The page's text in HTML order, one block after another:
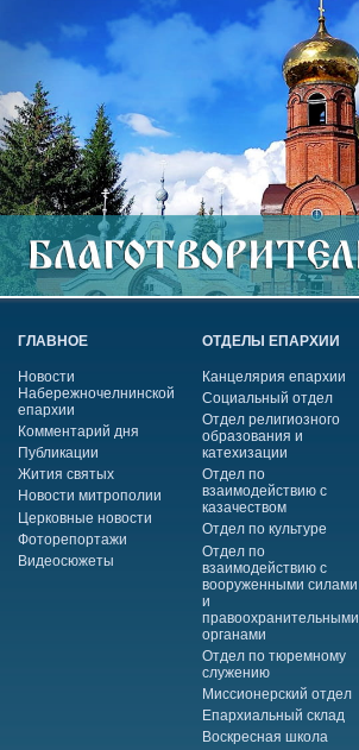
ГЛАВНОЕ
Новости
Набережночелнинской
епархии
Комментарий дня
Публикации
Жития святых
Новости митрополии
Церковные новости
Фоторепортажи
Видеосюжеты
ОТДЕЛЫ ЕПАРХИИ
Канцелярия епархии
Социальный отдел
Отдел религиозного
образования и
катехизации
Отдел по
взаимодействию с
казачеством
Отдел по культуре
Отдел по
взаимодействию с
вооруженными силами
и
правоохранительными
органами
Отдел по тюремному
служению
Миссионерский отдел
Епархиальный склад
Воскресная школа